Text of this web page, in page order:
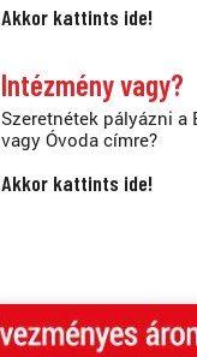
Akkor kattints ide!
Intézmény vagy?
Szeretnétek pályázni a
vagy Óvoda címre?
Akkor kattints ide!